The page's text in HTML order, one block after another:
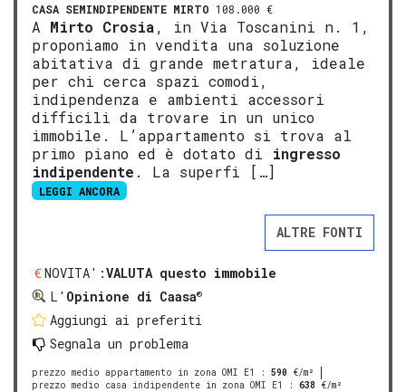
CASA SEMINDIPENDENTE MIRTO 108.000 €
A Mirto Crosia, in Via Toscanini n. 1,
proponiamo in vendita una soluzione
abitativa di grande metratura, ideale
per chi cerca spazi comodi,
indipendenza e ambienti accessori
difficili da trovare in un unico
immobile. L’appartamento si trova al
primo piano ed è dotato di ingresso
indipendente . La superfi […]
LEGGI ANCORA
ALTRE FONTI
NOVITA':VALUTA questo immobile
L' Opinione di Caasa®
Aggiungi ai preferiti
Segnala un problema
prezzo medio appartamento in zona OMI E1 : 590 €/m²
prezzo medio casa indipendente in zona OMI E1
: 638 €/m²